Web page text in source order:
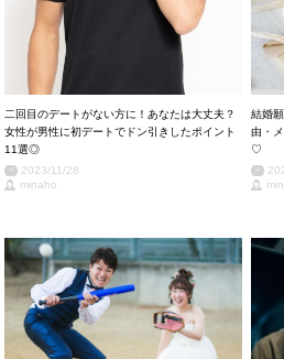
二回目のデートがない方に！あなたは大丈夫？
女性が男性に初デートでドン引きしたポイント
11選◎
2023/11/28
minaho
結婚
由・
♡